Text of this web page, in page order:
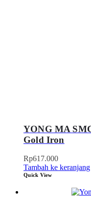
YONG MA
Gold Iron
Rp617.000
Tambah ke keranjang
Quick View